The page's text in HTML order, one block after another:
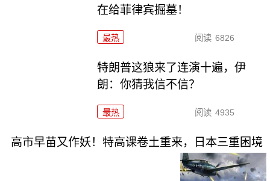
在给菲律宾掘墓！
最热 阅读 6826
特朗普这狼来了连演十遍，伊
朗：你猜我信不信？
最热 阅读 4935
高市早苗又作妖！特高课卷土重来，日本三重困境